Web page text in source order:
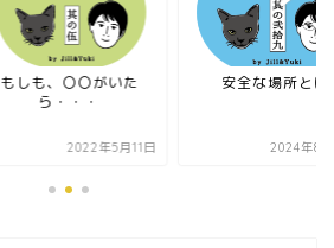
もしも、〇〇がいた
ら・・・
2022年5月11日
安全な場所とは
2024年8